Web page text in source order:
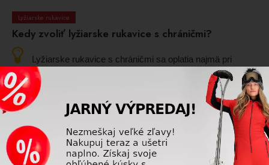
Lyžiarske rukavice
Kedy zvoliť lyžiarske rukavice s chráničmi?
Lyžiarske rukavice s chráničmi sa oplatia najmä pri
vyššej rýchlosti, športovej jazde, pretekoch alebo v
náročnejšom teréne. Poskytujú ochranu prstov a kĺbov pri
pádoch alebo kontakte s bránkami.
Prečítajte si viac